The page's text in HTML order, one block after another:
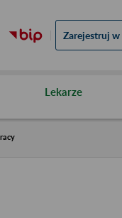
Zarejestruj w
Lekarze